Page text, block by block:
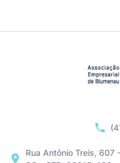
Rua Antônio Treis, 607